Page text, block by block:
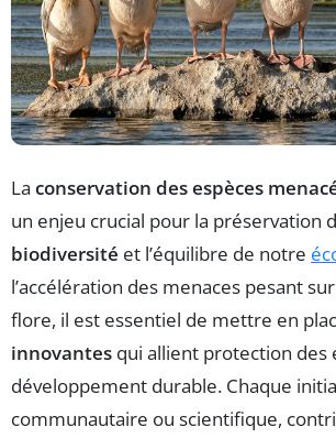
La conservation des espèces
un enjeu crucial pour la préservation
biodiversité et l’équilibre de notre
l’accélération des menaces pesant
flore, il est essentiel de mettre en
innovantes qui allient protection des
développement durable. Chaque
communautaire ou scientifique,